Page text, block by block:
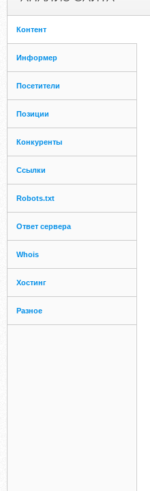
Контент
Информер
Посетители
Позиции
Конкуренты
Ссылки
Robots.txt
Ответ сервера
Whois
Хостинг
Разное